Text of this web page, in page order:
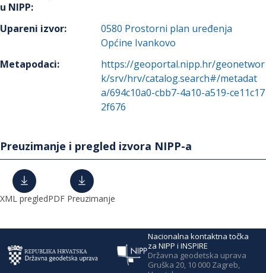
u NIPP:
Upareni izvor: 0580 Prostorni plan uređenja
Općine Ivankovo
Metapodaci:
https://geoportal.nipp.hr/geonetwor
k/srv/hrv/catalog.search#/metadat
a/694c10a0-cbb7-4a10-a519-ce11c17
2f676
Preuzimanje i pregled izvora NIPP-a
XML pregledPDF Preuzimanje
Nacionalna kontaktna točka
za NIPP i INSPIRE
Državna geodetska uprava
Gruška 20, 10 000 Zagreb,